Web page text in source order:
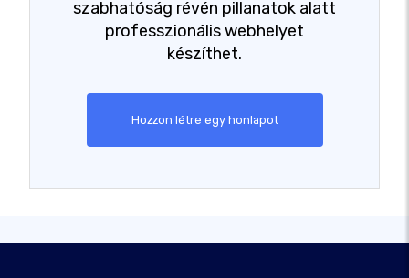
szabhatóság révén pillanatok alatt
professzionális webhelyet
készíthet.
Hozzon létre egy honlapot